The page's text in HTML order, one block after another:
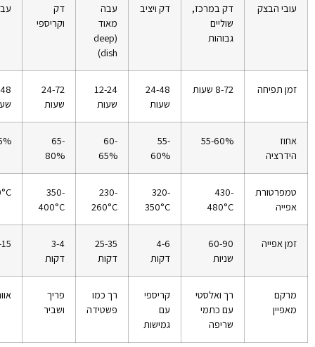
עובי הבצק
דק במרכז,
שוליים
גבוהות
דק ויציב
עבה
מאוד
(deep
dish)
דק
וקריספי
זמן תפיחה 8-72 שעות
24-48
שעות
12-24
שעות
24-72
שעות
אחוז
הידרציה
55-60%
55-
60%
60-
65%
65-
80%
טמפרטורת
אפייה
430-
480°C
320-
350°C
230-
260°C
350-
400°C
זמן אפייה
60-90
שניות
4-6
דקות
25-35
דקות
3-4
דקות
10-
מרקם
מאפיין
רך ואלסטי
עם כתמי
שריפה
קריספי
עם
גמישות
רך כמו
פשטידה
פריך
ושביר